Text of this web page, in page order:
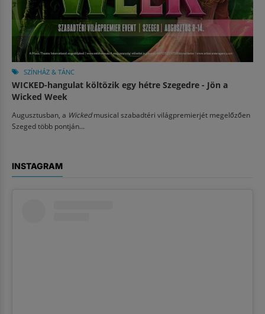
SZÍNHÁZ & TÁNC
WICKED-hangulat költözik egy hétre Szegedre - Jön a
Wicked Week
Augusztusban, a Wickedmusical szabadtéri világpremierjét megelőzően
Szeged több pontján...
INSTAGRAM